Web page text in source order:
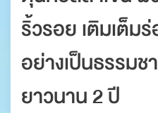
ริ้วรอย เติมเต็ม
อย่างเป็นธรรม
ยาวนาน 2 ปี